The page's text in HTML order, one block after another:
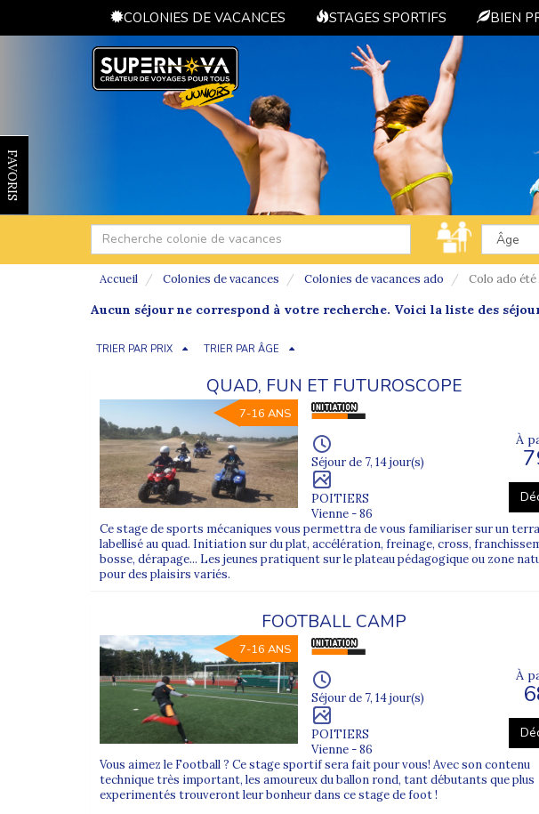
COLONIES DE VACANCES STAGES SPORTIFS BIEN
FAVORIS
Accueil Colonies de vacances Colonies de vacances ado Colo ado été
Aucun séjour ne correspond à votre recherche. Voici la liste des
TRIER PAR PRIX TRIER PAR ÂGE
QUAD, FUN ET FUTUROSCOPE
7-16 ANS
Séjour de 7, 14 jour(s)
POITIERS
Vienne - 86
À
Ce stage de sports mécaniques vous permettra de vous familiariser sur un
labellisé au quad. Initiation sur du plat, accélération, freinage, cross,
bosse, dérapage... Les jeunes pratiquent sur le plateau pédagogique ou zone
pour des plaisirs variés.
FOOTBALL CAMP
7-16 ANS
Séjour de 7, 14 jour(s)
POITIERS
Vienne - 86
À
Vous aimez le Football ? Ce stage sportif sera fait pour vous! Avec son contenu
technique très important, les amoureux du ballon rond, tant débutants que plus
experimentés trouveront leur bonheur dans ce stage de foot !